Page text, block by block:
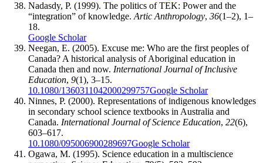
Nadasdy, P. (1999). The politics of TEK: Power and the
“integration” of knowledge. Artic Anthropology, 36(1–2), 1–
18.
Google Scholar
Neegan, E. (2005). Excuse me: Who are the first peoples of
Canada? A historical analysis of Aboriginal education in
Canada then and now. International Journal of Inclusive
Education, 9(1), 3–15.
10.1080/1360311042000299757Google Scholar
Ninnes, P. (2000). Representations of indigenous knowledges
in secondary school science textbooks in Australia and
Canada. International Journal of Science Education, 22(6),
603–617.
10.1080/095006900289697Google Scholar
Ogawa, M. (1995). Science education in a multiscience